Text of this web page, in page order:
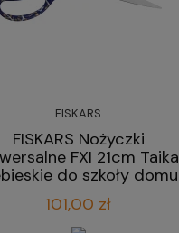
FISKARS
FISKARS Nożyczki
FXI 21cm Taika
do szkoły domu
101,00 zł